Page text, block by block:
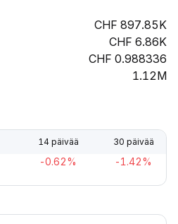
897.85K
6.86K
0.988336
1.12M
14 päivää 30 päivää
-0.62% -1.42%